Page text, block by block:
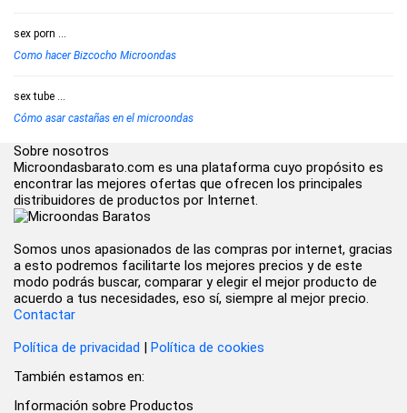
sex porn ...
Como hacer Bizcocho Microondas
sex tube ...
Cómo asar castañas en el microondas
Sobre nosotros
Microondasbarato.com es una plataforma cuyo propósito es
encontrar las mejores ofertas que ofrecen los principales
distribuidores de productos por Internet.
Somos unos apasionados de las compras por internet, gracias
a esto podremos facilitarte los mejores precios y de este
modo podrás buscar, comparar y elegir el mejor producto de
acuerdo a tus necesidades, eso sí, siempre al mejor precio.
Contactar
Política de privacidad | Política de cookies
También estamos en:
Información sobre Productos